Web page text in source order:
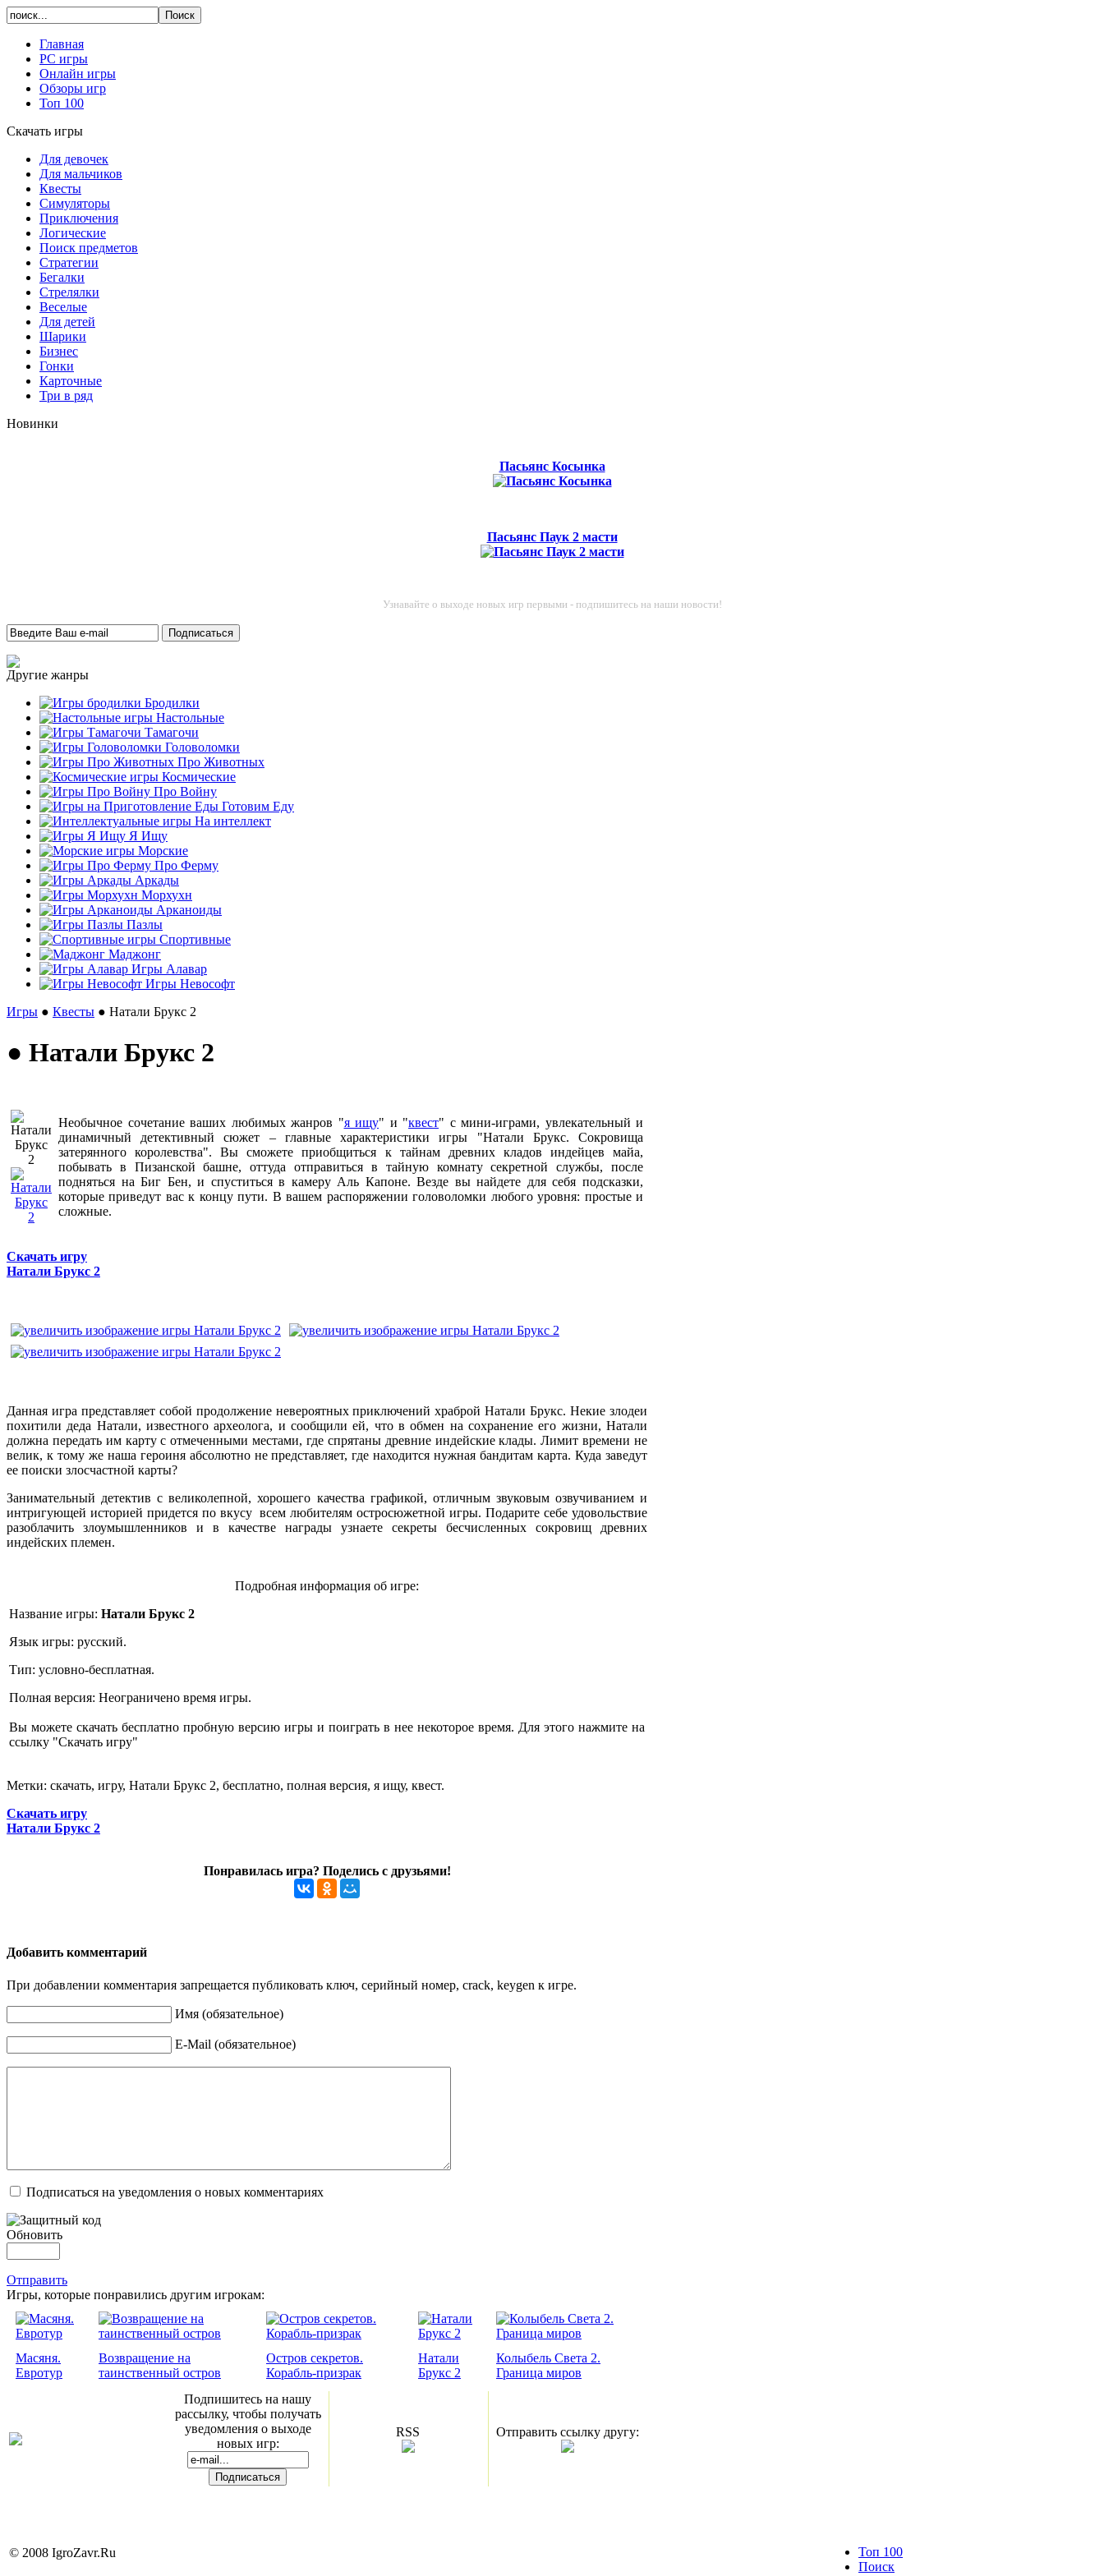
Главная
PC игры
Онлайн игры
Обзоры игр
Топ 100
Скачать игры
Для девочек
Для мальчиков
Квесты
Симуляторы
Приключения
Логические
Поиск предметов
Стратегии
Бегалки
Стрелялки
Веселые
Для детей
Шарики
Бизнес
Гонки
Карточные
Три в ряд
Новинки
Пасьянс Косынка
Пасьянс Паук 2 масти
Узнавайте о выходе новых игр первыми - подпишитесь на наши новости!
Другие жанры
Бродилки
Настольные
Тамагочи
Головоломки
Про Животных
Космические
Про Войну
Готовим Еду
На интеллект
Я Ищу
Морские
Про Ферму
Аркады
Морхухн
Арканоиды
Пазлы
Спортивные
Маджонг
Игры Алавар
Игры Невософт
Игры ● Квесты ● Натали Брукс 2
● Натали Брукс 2
Необычное сочетание ваших любимых жанров "я ищу" и "квест" с мини-играми, увлекательный и
динамичный детективный сюжет – главные характеристики игры "Натали Брукс. Сокровища
затерянного королевства". Вы сможете приобщиться к тайнам древних кладов индейцев майа,
побывать в Пизанской башне, оттуда отправиться в тайную комнату секретной службы, после
подняться на Биг Бен, и спуститься в камеру Аль Капоне. Везде вы найдете для себя подсказки,
которые приведут вас к концу пути. В вашем распоряжении головоломки любого уровня: простые и
сложные.
Скачать игру
Натали Брукс 2
Данная игра представляет собой продолжение невероятных приключений храброй Натали Брукс. Некие злодеи
похитили деда Натали, известного археолога, и сообщили ей, что в обмен на сохранение его жизни, Натали
должна передать им карту с отмеченными местами, где спрятаны древние индейские клады. Лимит времени не
велик, к тому же наша героиня абсолютно не представляет, где находится нужная бандитам карта. Куда заведут
ее поиски злосчастной карты?
Занимательный детектив с великолепной, хорошего качества графикой, отличным звуковым озвучиванием и
интригующей историей придется по вкусу всем любителям остросюжетной игры. Подарите себе удовольствие
разоблачить злоумышленников и в качестве награды узнаете секреты бесчисленных сокровищ древних
индейских племен.
Подробная информация об игре:
Название игры: Натали Брукс 2
Язык игры: русский.
Тип: условно-бесплатная.
Полная версия: Неограничено время игры.
Вы можете скачать бесплатно пробную версию игры и поиграть в нее некоторое время. Для этого нажмите на
ссылку "Скачать игру"
Метки: скачать, игру, Натали Брукс 2, бесплатно, полная версия, я ищу, квест.
Скачать игру
Натали Брукс 2
Понравилась игра? Поделись с друзьями!
Добавить комментарий
При добавлении комментария запрещается публиковать ключ, серийный номер, crack, keygen к игре.
Имя (обязательное)
E-Mail (обязательное)
Подписаться на уведомления о новых комментариях
Обновить
Отправить
Игры, которые понравились другим игрокам:
Масяня.
Евротур
Возвращение на
таинственный остров
Остров секретов.
Корабль-призрак
Натали
Брукс 2
Колыбель Света 2.
Граница миров
Подпишитесь на нашу
рассылку, чтобы получать
уведомления о выходе
новых игр:
RSS Отправить ссылку другу:
© 2008 IgroZavr.Ru
Топ 100
Поиск